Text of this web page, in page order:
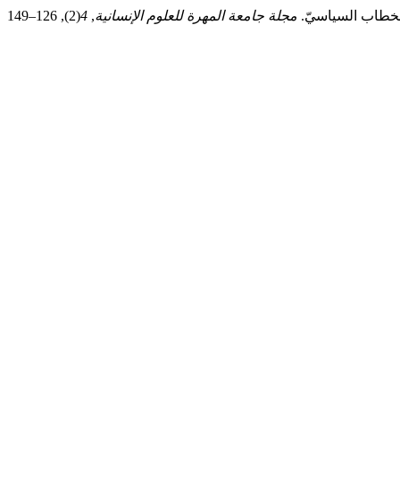
مجلة جامعة المهرة للعلوم الإنسانية,
4